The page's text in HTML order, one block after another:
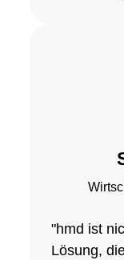
"hmd ist
Lösung,